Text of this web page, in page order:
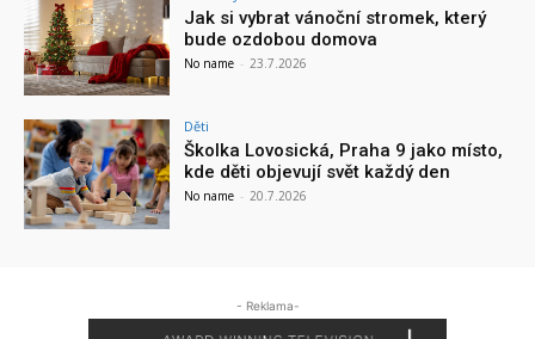
Jak si vybrat vánoční stromek, který
bude ozdobou domova
No name - 23.7.2026
Děti
Školka Lovosická, Praha 9 jako místo,
kde děti objevují svět každý den
No name - 20.7.2026
- Reklama-